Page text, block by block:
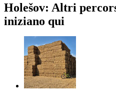
Holešov: Altri
iniziano qui